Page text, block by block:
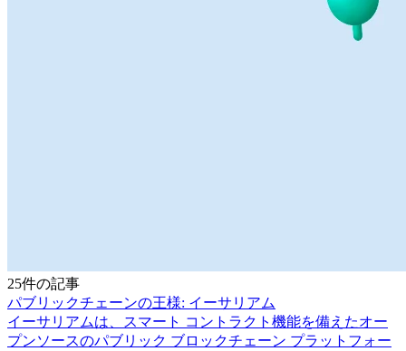
25件の記事
パブリックチェーンの王様: イーサリアム
イーサリアムは、スマート コントラクト機能を備えたオー
プンソースのパブリック ブロックチェーン プラットフォー